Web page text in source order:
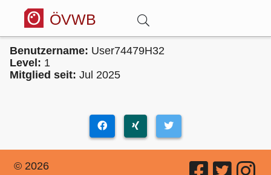
ÖVWB
Anmelden
Hitparade
Forum
Benutzername: User74479H32
Level: 1
Mitglied seit: Jul 2025
© 2026